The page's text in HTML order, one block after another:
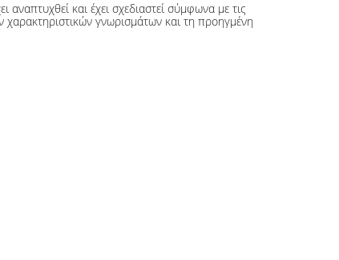
και έχει σχεδιαστεί σύμφωνα με τις
γνωρισμάτων και τη προηγμένη